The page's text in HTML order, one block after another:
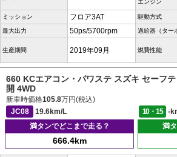
エンジン
ミッション フロア3AT 駆動方式
最大出力 50ps/5700rpm 過給器（ター
生産期間 2019年09月 燃費性能
660 KCエアコン・パワステ スズキ セーフ
開 4WD
新車時価格105.8万円(税込)
JC08
19.6km/L 10・15
-
満タンでどこまで走る？
666.4km
満